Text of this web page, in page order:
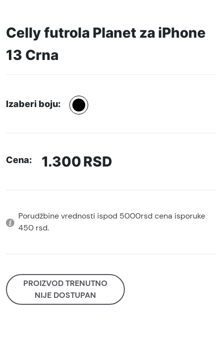
Celly futrola Planet za iPhone
13 Crna
Izaberi boju:
Cena: 1.300RSD
Porudžbine vrednosti ispod 5000rsd cena isporuke
450 rsd.
PROIZVOD TRENUTNO
NIJE DOSTUPAN